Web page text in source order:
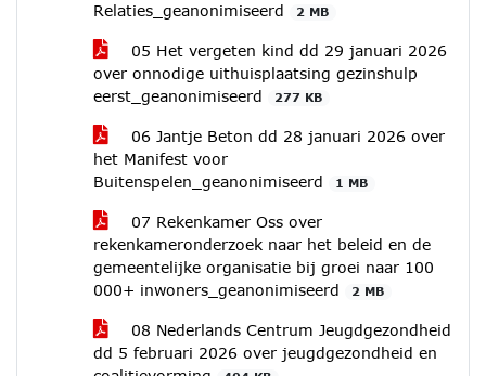
Relaties_geanonimiseerd
2 MB
05 Het vergeten kind dd 29 januari 2026
over onnodige uithuisplaatsing gezinshulp
eerst_geanonimiseerd
277 KB
06 Jantje Beton dd 28 januari 2026 over
het Manifest voor
Buitenspelen_geanonimiseerd
1 MB
07 Rekenkamer Oss over
rekenkameronderzoek naar het beleid en de
gemeentelijke organisatie bij groei naar 100
000+ inwoners_geanonimiseerd
2 MB
08 Nederlands Centrum Jeugdgezondheid
dd 5 februari 2026 over jeugdgezondheid en